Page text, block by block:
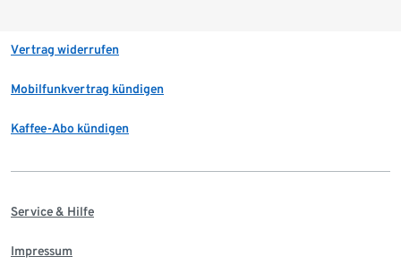
Vertrag widerrufen
Mobilfunkvertrag kündigen
Kaffee-Abo kündigen
Service & Hilfe
Impressum